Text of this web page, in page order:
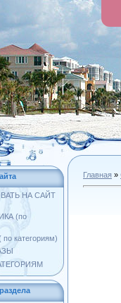
НА САЙТ
(по
категориям)
Главная »